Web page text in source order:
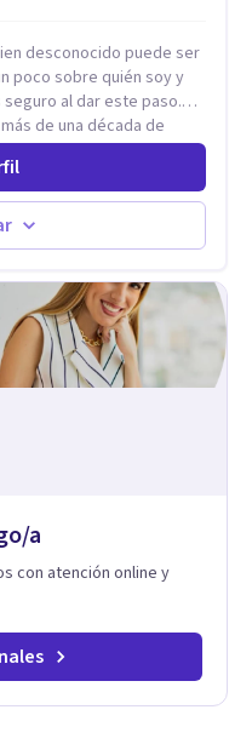
para la
una vida más
desconocido puede ser
poco sobre quién soy y
al dar este paso.
de una década de
escrito artículos y
Un dato curioso: he
primera mano lo que
los cambios y empezar de
a
con atención online y